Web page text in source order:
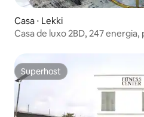
Casa ⋅ Lekki
Casa de luxo 2BD, 247 energia,
Superhost
Superhost